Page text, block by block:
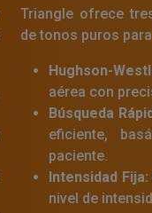
Triangle ofrece
de tonos puros
Hughson-
aérea con
Búsqueda
eficiente,
paciente.
Intensidad Fija:
nivel de